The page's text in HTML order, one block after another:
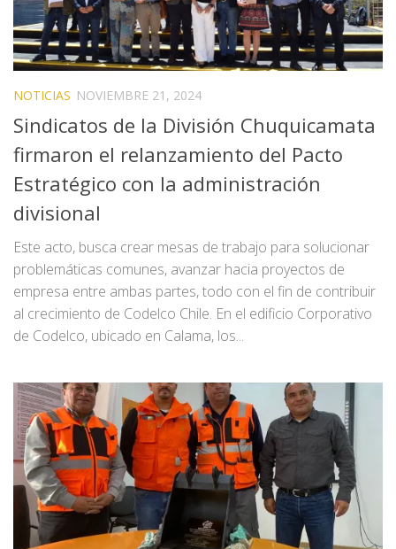
NOTICIAS NOVIEMBRE 21, 2024
Sindicatos de la División Chuquicamata
firmaron el relanzamiento del Pacto
Estratégico con la administración
divisional
Este acto, busca crear mesas de trabajo para solucionar
problemáticas comunes, avanzar hacia proyectos de
empresa entre ambas partes, todo con el fin de contribuir
al crecimiento de Codelco Chile. En el edificio Corporativo
de Codelco, ubicado en Calama, los...